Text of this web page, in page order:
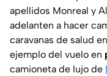
apellidos Monreal y
adelanten a hacer
caravanas de salud en
ejemplo del vuelo en
camioneta de lujo de